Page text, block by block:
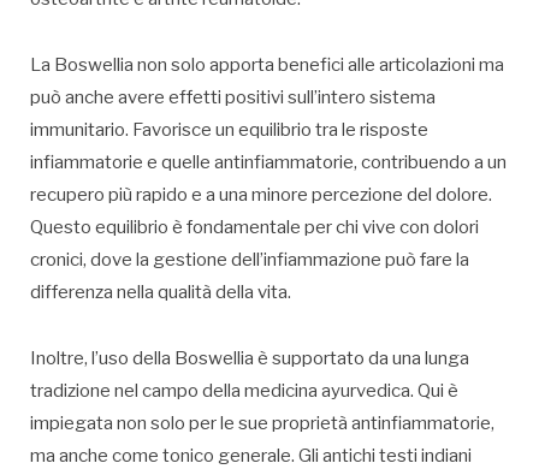
La Boswellia non solo apporta benefici alle articolazioni ma
può anche avere effetti positivi sull’intero sistema
immunitario. Favorisce un equilibrio tra le risposte
infiammatorie e quelle antinfiammatorie, contribuendo a un
recupero più rapido e a una minore percezione del dolore.
Questo equilibrio è fondamentale per chi vive con dolori
cronici, dove la gestione dell’infiammazione può fare la
differenza nella qualità della vita.
Inoltre, l’uso della Boswellia è supportato da una lunga
tradizione nel campo della medicina ayurvedica. Qui è
impiegata non solo per le sue proprietà antinfiammatorie,
ma anche come tonico generale. Gli antichi testi indiani